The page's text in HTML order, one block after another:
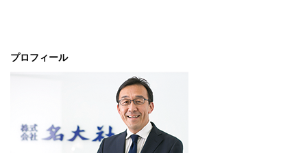
プロフィール